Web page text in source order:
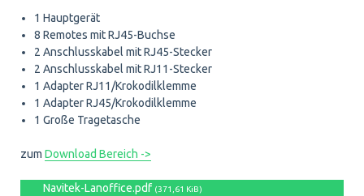
1 Hauptgerät
8 Remotes mit RJ45-Buchse
2 Anschlusskabel mit RJ45-Stecker
2 Anschlusskabel mit RJ11-Stecker
1 Adapter RJ11/Krokodilklemme
1 Adapter RJ45/Krokodilklemme
1 Große Tragetasche
zum Download Bereich ->
Navitek-Lanoffice.pdf (371,61 KiB)